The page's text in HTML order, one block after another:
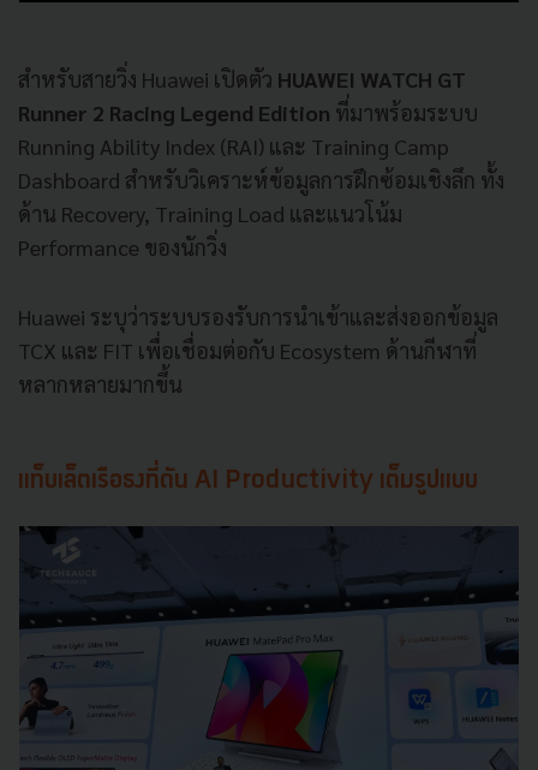
สำหรับสายวิ่ง Huawei เปิดตัว HUAWEI WATCH GT
Runner 2 Racing Legend Edition ที่มาพร้อมระบบ
Running Ability Index (RAI) และ Training Camp
Dashboard สำหรับวิเคราะห์ข้อมูลการฝึกซ้อมเชิงลึก ทั้ง
ด้าน Recovery, Training Load และแนวโน้ม
Performance ของนักวิ่ง
Huawei ระบุว่าระบบรองรับการนำเข้าและส่งออกข้อมูล
TCX และ FIT เพื่อเชื่อมต่อกับ Ecosystem ด้านกีฬาที่
หลากหลายมากขึ้น
แท็บเล็ตเรือธงที่ดัน AI Productivity เต็มรูปแบบ